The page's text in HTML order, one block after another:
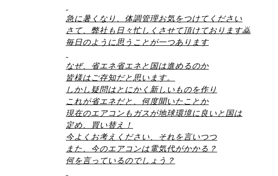
急に暑くなり、体調管理お気をつけてください
さて、弊社も日々忙しくさせて頂けております🙇
毎日のように思うことが一つあります
なぜ、省エネ省エネと国は進めるのか
皆様はご存知だと思います。
しかし疑問はとにかく新しいものを作り
これが省エネだと、何度聞いたことか
現在のエアコンもガスが地球環境に良いと国は
定め、買い替え！
今よくお考えください、それを言いつつ
また、今のエアコンは電気代がかかる？
何を言っているのでしょう？